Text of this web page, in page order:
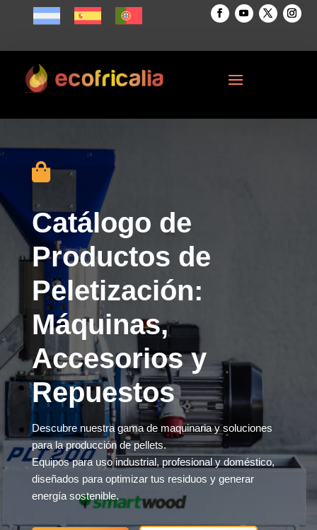

Catálogo de
Productos de
Peletización:
Máquinas,
Accesorios y
Repuestos
Descubre nuestra gama de maquinaria y soluciones
para la producción de pellets.
Equipos para uso industrial, profesional y doméstico,
diseñados para optimizar tus residuos y generar
energía sostenible.